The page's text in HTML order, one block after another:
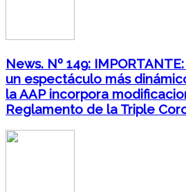
News. Nº 149:
un espectáculo más
la AAP incorpora
Reglamento de la Triple